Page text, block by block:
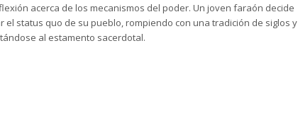
acerca de los mecanismos del poder. Un joven faraón decide
el status quo de su pueblo, rompiendo con una tradición de siglos y
al estamento sacerdotal.